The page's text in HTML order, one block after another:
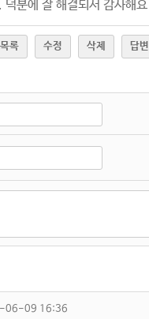
덕분에 잘 해결되서 감사해요
목록 수정 삭제 답변
06-09 16:36